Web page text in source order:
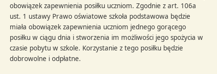
obowiązek zapewnienia posiłku uczniom. Zgodnie z art. 106a
ust. 1 ustawy Prawo oświatowe szkoła podstawowa będzie
miała obowiązek zapewnienia uczniom jednego gorącego
posiłku w ciągu dnia i stworzenia im możliwości jego spożycia w
czasie pobytu w szkole. Korzystanie z tego posiłku będzie
dobrowolne i odpłatne.